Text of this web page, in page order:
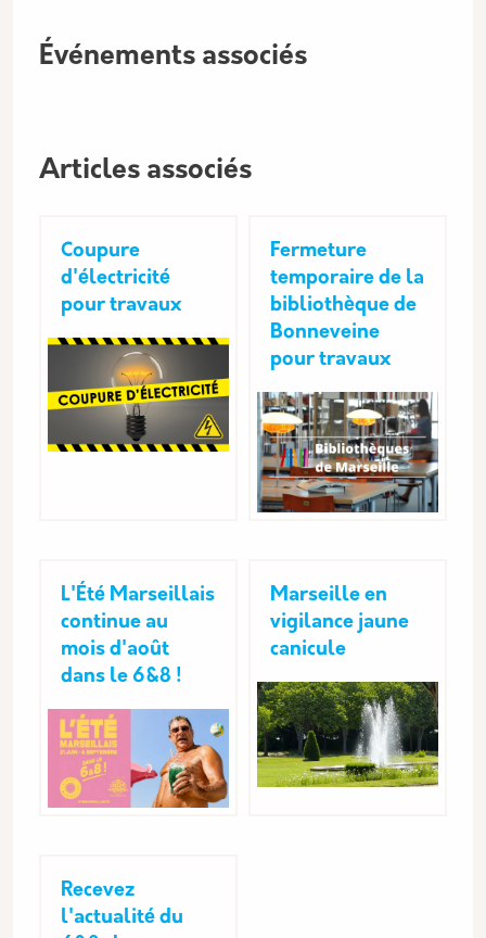
Événements associés
Articles associés
Coupure
d'électricité
pour travaux
Fermeture
temporaire de la
bibliothèque de
Bonneveine
pour travaux
L'Été Marseillais
continue au
mois d'août
dans le 6&8 !
Marseille en
vigilance jaune
canicule
Recevez
l'actualité du